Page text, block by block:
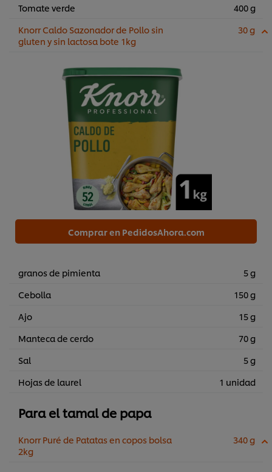
Tomate verde
400 g
Knorr Caldo Sazonador de Pollo sin
gluten y sin lactosa bote 1kg
30 g
Comprar en PedidosAhora.com
granos de pimienta
5 g
Cebolla
150 g
Ajo
15 g
Manteca de cerdo
70 g
Sal
5 g
Hojas de laurel
1 unidad
Para el tamal de papa
Knorr Puré de Patatas en copos bolsa
2kg
340 g